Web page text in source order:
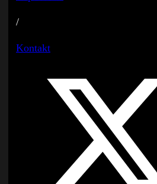
/
Kontakt